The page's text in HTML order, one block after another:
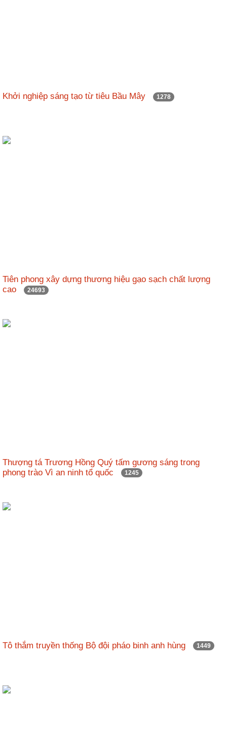
Khởi nghiệp sáng tạo từ tiêu Bầu Mây 1278
Tiên phong xây dựng thương hiệu gạo sạch chất lượng
cao
24693
Thượng tá Trương Hồng Quý tấm gương sáng trong
phong trào Vì an ninh tổ quốc
1245
Tô thắm truyền thống Bộ đội pháo binh anh hùng 1449